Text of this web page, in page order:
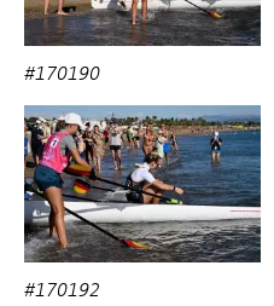
#170190
#170192